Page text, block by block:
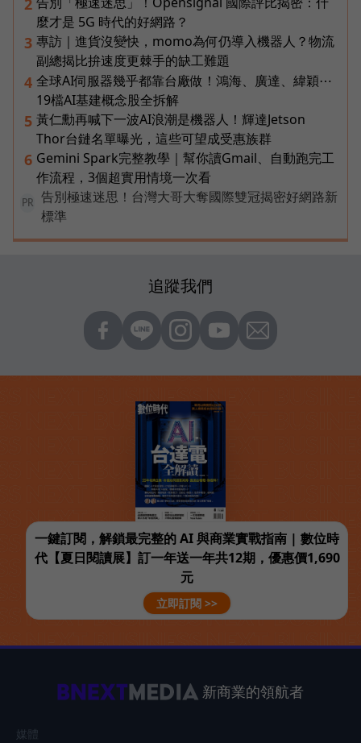
麼才是 5G 時代的好網路？
3 專訪｜進貨沒變快，momo為何仍導入機器人？物流
副總揭比拚速度更棘手的缺工難題
4 全球AI伺服器幾乎都靠台廠做！鴻海、廣達、緯穎⋯
19檔AI基建概念股全拆解
5 黃仁勳再喊下一波AI浪潮是機器人！輝達Jetson
Thor台鏈名單曝光，這些可望成受惠族群
6 Gemini Spark完整教學｜幫你讀Gmail、自動跑完工
作流程，3個超實用情境一次看
PR
告別極速迷思！台灣大哥大奪國際雙冠揭密好網路新
標準
追蹤我們
一鍵訂閱，解鎖最完整的 AI 與商業實戰指南 | 數位時
代【夏日閱讀展】訂一年送一年共12期，優惠價1,690
元
立即訂閱 >>
新商業的領航者
媒體